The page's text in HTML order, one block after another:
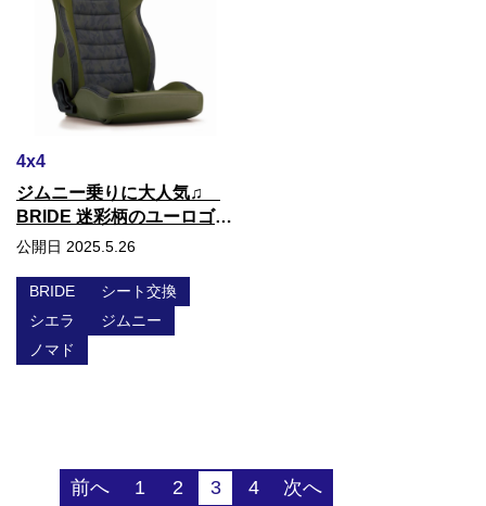
4x4
ジムニー乗りに大人気♫
BRIDE 迷彩柄のユーロゴー
ストは いかがですか？
公開日 2025.5.26
BRIDE
シート交換
シエラ
ジムニー
ノマド
前へ 1 2 3 4 次へ